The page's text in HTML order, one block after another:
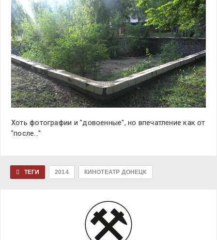
Хоть фотографии и "довоенные", но впечатление как от
"после…"
ТЕГИ 2014 КИНОТЕАТР ДОНЕЦК